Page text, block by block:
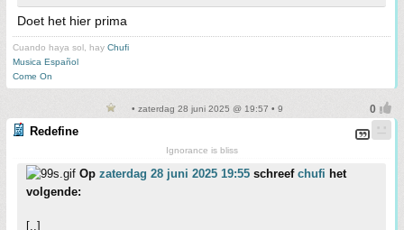
Doet het hier prima
Cuando haya sol, hay Chufi
Musica Español
Come On
• zaterdag 28 juni 2025 @ 19:57 • 9
Redefine
Ignorance is bliss
Op zaterdag 28 juni 2025 19:55 schreef chufi het
volgende:
[..]